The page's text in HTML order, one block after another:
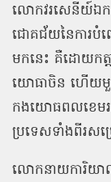
លោកវរសេនីយ៍ឯក
ជោគជ័យនៃការបំ
មកនេះ គឺដោយកត្
យោធាចិន ហើយមួយ
កងយោធពលខេមរភូ
ប្រទេសទាំងពីរស
លោកនាយការិយ